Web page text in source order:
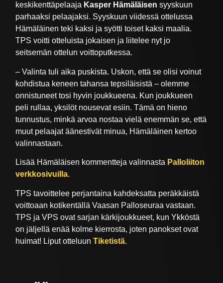
keskikenttäpelaaja Kasper Hämäläisensyyskuun
parhaaksi pelaajaksi. Syyskuun viidessä ottelussa
Hämäläinen teki kaksi ja syötti toiset kaksi maalia.
TPS voitti otteluista jokaisen ja liitelee nyt jo
seitsemän ottelun voittoputkessa.
– Valinta tuli aika puskista. Uskon, että se olisi voinut
kohdistua keneen tahansa tepsiläisistä – olemme
onnistuneet tosi hyvin joukkueena. Kun joukkueen
peli rullaa, yksilöt nousevat esiin. Tämä on hieno
tunnustus, minkä arvoa nostaa vielä enemmän se, että
muut pelaajat äänestivät minua, Hämäläinen kertoo
valinnastaan.
Lisää Hämäläisen kommentteja valinnasta Palloliiton
verkkosivuilla.
TPS tavoittelee perjantaina kahdeksatta peräkkäistä
voittoaan kotikentällä Vaasan Palloseuraa vastaan.
TPS ja VPS ovat sarjan kärkijoukkueet, kun Ykköstä
on jäljellä enää kolme kierrosta, joten panokset ovat
huimat! Liput otteluunTiketistä.